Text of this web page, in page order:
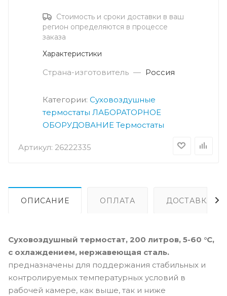
Артикул: 26222335
Стоимость и сроки доставки в ваш
регион определяются в процессе
заказа
Характеристики
Страна-изготовитель — Россия
Категории: Суховоздушные
термостаты ЛАБОРАТОРНОЕ
ОБОРУДОВАНИЕ Термостаты
ОПИСАНИЕ ОПЛАТА ДОСТАВКА
Суховоздушный термостат, 200 литров, 5-60 °С,
с охлаждением, нержавеющая сталь.
предназначены для поддержания стабильных и
контролируемых температурных условий в
рабочей камере, как выше, так и ниже